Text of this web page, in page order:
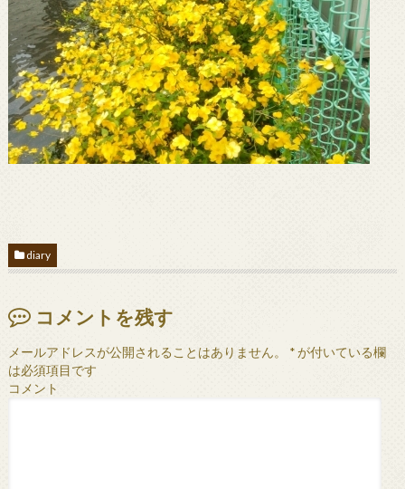
diary
コメントを残す
メールアドレスが公開されることはありません。 *が付いている欄
は必須項目です
コメント